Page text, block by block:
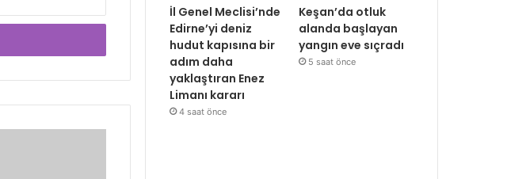
İl Genel Meclisi’nde
Edirne’yi deniz
hudut kapısına bir
adım daha
yaklaştıran Enez
Limanı kararı
4 saat önce
Keşan’da otluk
alanda başlayan
yangın eve sıçradı
5 saat önce